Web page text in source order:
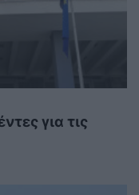
για τις